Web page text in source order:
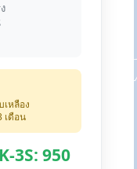
เหลือง
เดือน
3S: 950